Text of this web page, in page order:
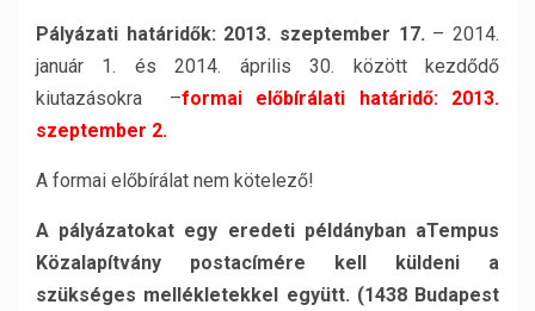
Pályázati határidők: 2013. szeptember 17. – 2014.
január 1. és 2014. április 30. között kezdődő
kiutazásokra –formai előbírálati határidő: 2013.
szeptember 2.
A formai előbírálat nem kötelező!
A pályázatokat egy eredeti példányban aTempus
Közalapítvány postacímére kell küldeni a
szükséges mellékletekkel együtt. (1438 Budapest